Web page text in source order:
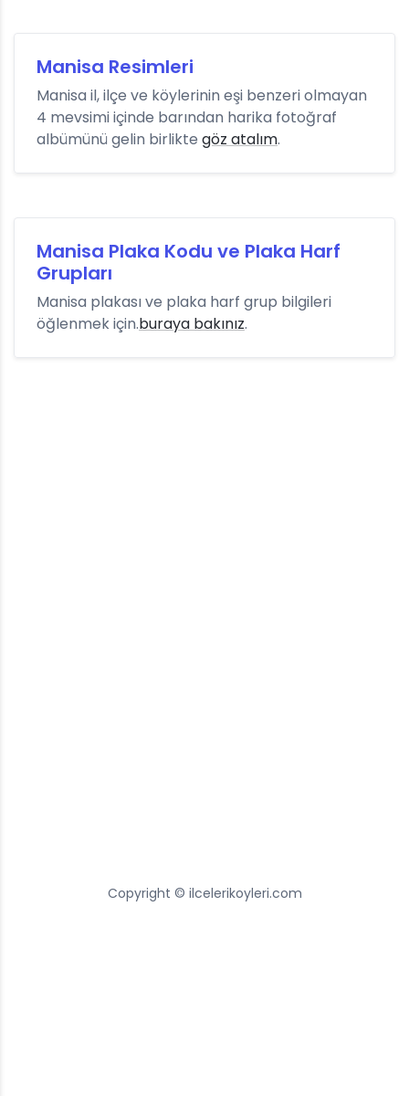
Manisa Resimleri
Manisa il, ilçe ve köylerinin eşi benzeri olmayan
4 mevsimi içinde barından harika fotoğraf
albümünü gelin birlikte göz atalım.
Manisa Plaka Kodu ve Plaka Harf
Grupları
Manisa plakası ve plaka harf grup bilgileri
öğlenmek için.buraya bakınız.
Copyright © ilcelerikoyleri.com